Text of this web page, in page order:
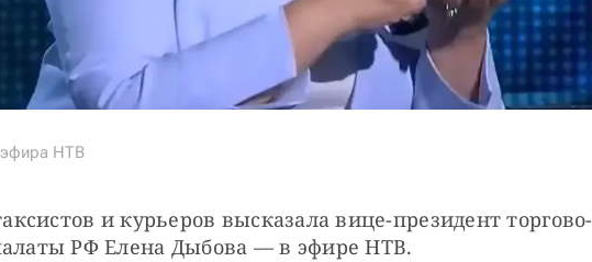
НТВ
и курьеров высказала вице-президент торгово-
РФ Елена Дыбова — в эфире НТВ.